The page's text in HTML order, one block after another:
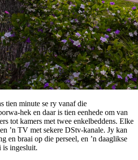
tien minute se ry vanaf die
hek en daar is tien eenhede om van
tot kamers met twee enkelbeddens. Elke
’n TV met sekere DStv-kanale. Jy kan
en braai op die perseel, en ’n daaglikse
is ingesluit.